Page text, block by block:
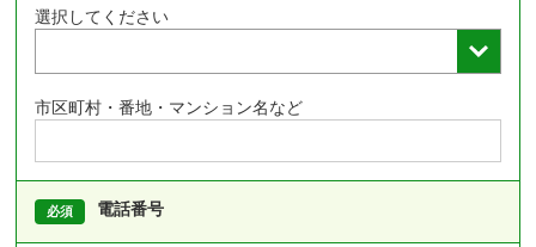
選択してください
市区町村・番地・マンション名など
電話番号